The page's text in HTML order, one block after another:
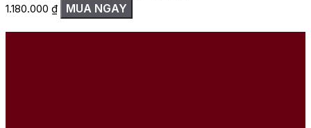
1.180.000 ₫ MUA NGAY